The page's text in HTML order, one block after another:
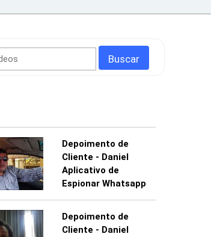
Depoimento de
Cliente - Daniel
Aplicativo de
Espionar Whatsapp
Depoimento de
Cliente - Daniel